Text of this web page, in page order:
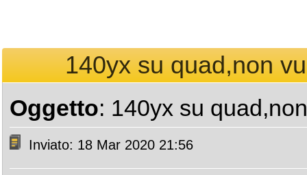
140yx su quad,non
Oggetto: 140yx su
Inviato: 18 Mar 2020 21:56